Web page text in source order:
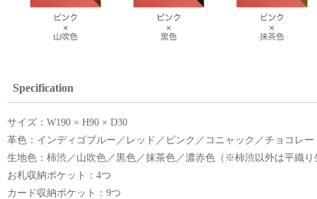
Specification
サイズ：W190 × H90 × D30
革色：インディゴブルー／レッド／ピンク／コニャック／チョコレ
生地色：柿渋／山吹色／黒色／抹茶色／濃赤色（※柿渋以外は平織り
お札収納ポケット：4つ
カード収納ポケット：9つ